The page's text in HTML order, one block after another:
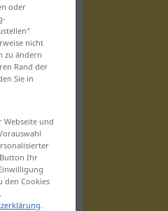
oder
nicht
zu ändern
Rand der
Sie in
und
Ihr
den Cookies
.